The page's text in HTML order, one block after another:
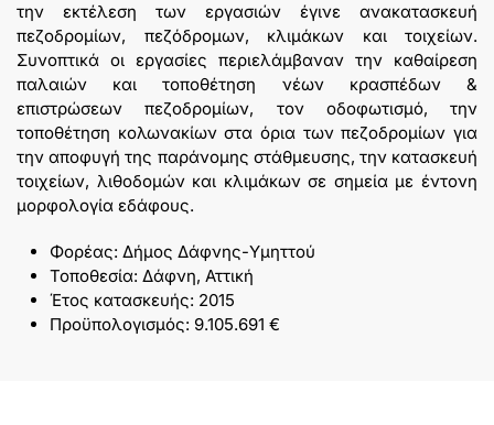
την εκτέλεση των εργασιών έγινε ανακατασκευή
πεζοδρομίων, πεζόδρομων, κλιμάκων και τοιχείων.
Συνοπτικά οι εργασίες περιελάμβαναν την καθαίρεση
παλαιών και τοποθέτηση νέων κρασπέδων &
επιστρώσεων πεζοδρομίων, τον οδοφωτισμό, την
τοποθέτηση κολωνακίων στα όρια των πεζοδρομίων για
την αποφυγή της παράνομης στάθμευσης, την κατασκευή
τοιχείων, λιθοδομών και κλιμάκων σε σημεία με έντονη
μορφολογία εδάφους.
Φορέας: Δήμος Δάφνης-Υμηττού
Τοποθεσία: Δάφνη, Αττική
Έτος κατασκευής: 2015
Προϋπολογισμός: 9.105.691 €